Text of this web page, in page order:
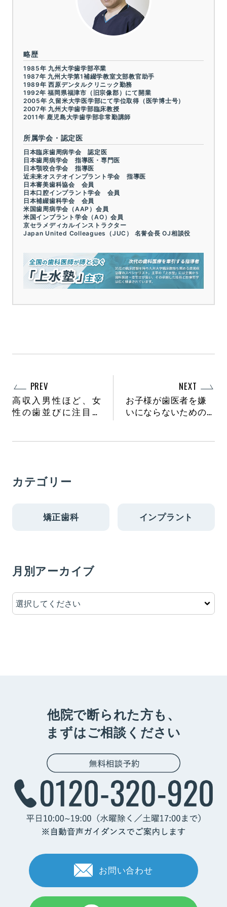
略歴
1985年 九州大学歯学部卒業
1987年 九州大学第1補綴学教室文部教官助手
1989年 西原デンタルクリニック勤務
1992年 福岡県福津市（旧宗像郡）にて開業
2005年 久留米大学医学部にて学位取得（医学博士号）
2007年 九州大学歯学部臨床教授
2011年 鹿児島大学歯学部非常勤講師
所属学会・認定医
日本臨床歯周病学会 認定医
日本歯周病学会 指導医・専門医
日本顎咬合学会 指導医
近未来オステオインプラント学会 指導医
日本審美歯科協会 会員
日本口腔インプラント学会 会員
日本補綴歯科学会 会員
米国歯周病学会（AAP）会員
米国インプラント学会（AO）会員
京セラメディカルインストラクター
Japan United Colleagues（JUC） 名誉会長 OJ相談役
PREV
高収入男性ほど、女
性の歯並びに注目す
NEXT
お子様が歯医者を嫌
いにならないための6
カテゴリー
矯正歯科 インプラント
月別アーカイブ
他院で断られた方も、
まずはご相談ください
お問い合わせ